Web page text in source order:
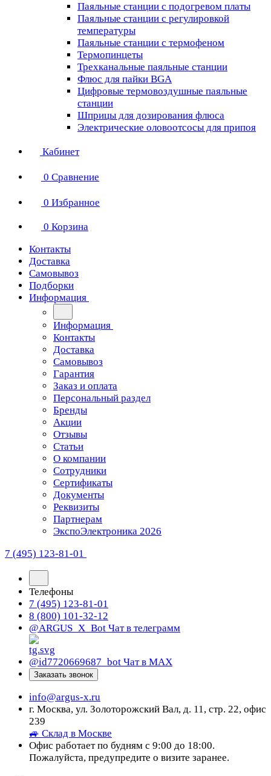
Паяльные станции с подогревом платы
Паяльные станции с регулировкой
температуры
Паяльные станции с термофеном
Термопинцеты
Трехканальные паяльные станции
Флюс для пайки BGA
Цифровые термовоздушные паяльные
станции
Шприцы для дозирования флюса
Электрические оловоотсосы для припоя
Кабинет
0 Сравнение
0 Избранное
0 Корзина
Контакты
Доставка
Самовывоз
Подборки
Информация
Информация
Контакты
Доставка
Самовывоз
Гарантия
Заказ и оплата
Персональный раздел
Бренды
Акции
Отзывы
Статьи
О компании
Сотрудники
Сертификаты
Документы
Реквизиты
Партнерам
ЭкспоЭлектроника 2026
7 (495) 123-81-01
Телефоны
7 (495) 123-81-01
8 (800) 101-32-12
@ARGUS_X_Bot Чат в телеграмм
@id7720669687_bot Чат в МАХ
Заказать звонок
info@argus-x.ru
г. Москва, ул. Золоторожский Вал, д. 11, стр. 22, офис
239
🚙 Склад в Москве
Офис работает по будням с 9:00 до 18:00.
Пожалуйста, предупредите о визите заранее.